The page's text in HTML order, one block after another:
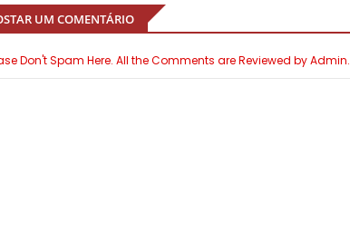
UM COMENTÁRIO
Don't Spam Here. All the Comments are Reviewed by Admin.